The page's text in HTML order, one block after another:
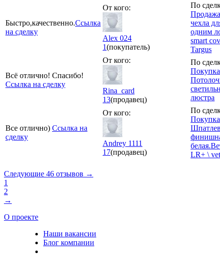
Быстро,качественно.Ссылка
на сделку
От кого:
Alex 024
1(покупатель)
По
чехла
одним
smart
Targus
Всё отлично! Спасибо!
Ссылка на сделку
От кого:
Rina_card
13(продавец)
По
люстра
Все отлично) Ссылка на
сделку
От кого:
Andrey 1111
17(продавец)
По
LR+ \
Следующие 46 отзывов →
1
2
→
О проекте
Наши вакансии
Блог компании